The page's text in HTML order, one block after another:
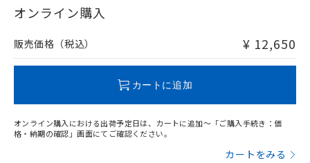
在庫等で未対応品が混在する可能性があります。
問い合わせください。
オンライン購入
販売価格（税込） ¥ 12,650
カートに追加
オンライン購入における出荷予定日は、カートに追加～「ご購入手続き：価
格・納期の確認」画面にてご確認ください。
カートをみる